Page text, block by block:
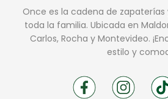
Once es la cadena de
toda la familia. Ubicada en
Carlos, Rocha y Montevideo.
estilo y